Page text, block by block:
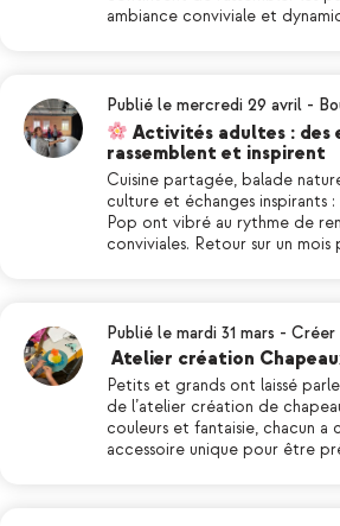
ambiance conviviale et
Publié le mercredi 29 avril -
Activités adultes : des
rassemblent et inspirent
Cuisine partagée, balade
culture et échanges inspirants :
Pop ont vibré au rythme de
conviviales. Retour sur un
Publié le mardi 31 mars - Créer
Atelier création
Petits et grands ont laissé
de l’atelier création de
couleurs et fantaisie, chacun a
accessoire unique pour être